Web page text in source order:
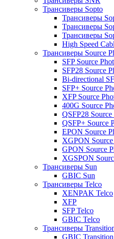
Трансиверы Sopto
Трансиверы
Трансиверы
Трансиверы
High Speed
Трансиверы Source
SFP Source
SFP28 Source
Bi-directional
SFP+ Source
XFP Source
400G Source
QSFP28
QSFP+ Source
EPON Source
XGPON
GPON Source
XGSPON
Трансиверы Sun
GBIC Sun
Трансиверы Telco
XENPAK Telco
XFP
SFP Telco
GBIC Telco
Трансиверы
GBIC Transition